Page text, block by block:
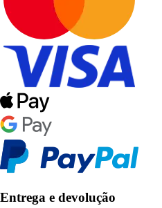
Entrega e devolução